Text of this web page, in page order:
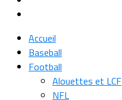
Accueil
Baseball
Football
Alouettes et LCF
NFL